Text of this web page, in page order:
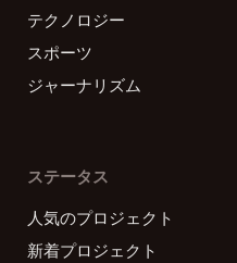
テクノロジー
スポーツ
ジャーナリズム
ステータス
人気のプロジェクト
新着プロジェクト